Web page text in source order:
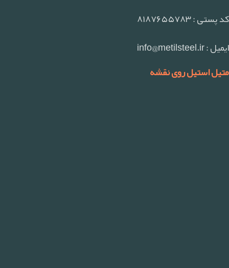
کد پستی : ۸۱۸۷۶۵۵۷۸۳
ایمیل : info@metilsteel.ir
متیل استیل روی نقشه